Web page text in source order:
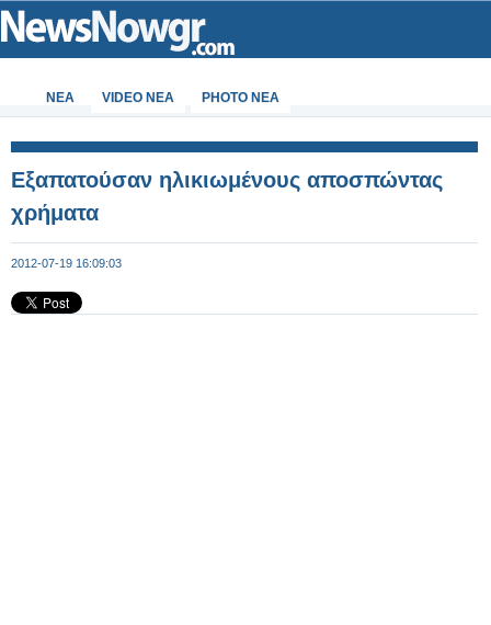
ΝΕΑ VIDEO NEA PHOTO NEA
Εξαπατούσαν ηλικιωμένους αποσπώντας
χρήματα
2012-07-19 16:09:03